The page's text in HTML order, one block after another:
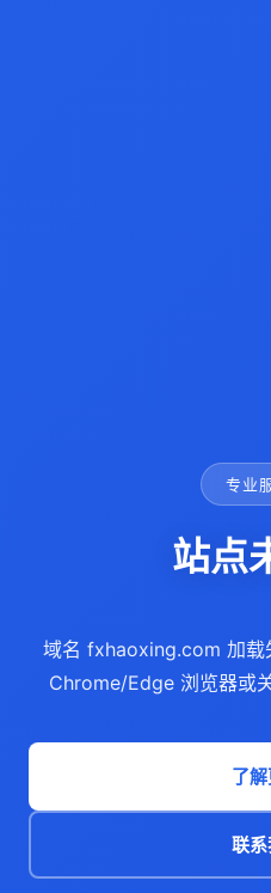
专业
站点
域名 fxhaoxing.com 加载
Chrome/Edge 浏览器或
了
联